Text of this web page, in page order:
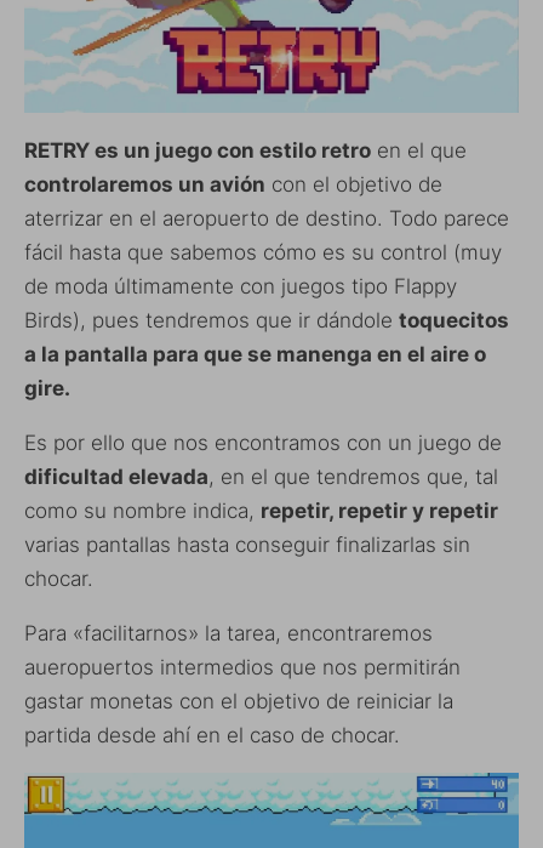
RETRY es un juego con estilo retro en el que
controlaremos un avión con el objetivo de
aterrizar en el aeropuerto de destino. Todo parece
fácil hasta que sabemos cómo es su control (muy
de moda últimamente con juegos tipo Flappy
Birds), pues tendremos que ir dándole toquecitos
a la pantalla para que se manenga en el aire o
gire.
Es por ello que nos encontramos con un juego de
dificultad elevada, en el que tendremos que, tal
como su nombre indica, repetir, repetir y repetir
varias pantallas hasta conseguir finalizarlas sin
chocar.
Para «facilitarnos» la tarea, encontraremos
aueropuertos intermedios que nos permitirán
gastar monetas con el objetivo de reiniciar la
partida desde ahí en el caso de chocar.